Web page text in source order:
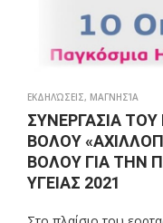
ΕΚΔΗΛΏΣΕΙΣ, ΜΑΓΝΗΣΊΑ
ΣΥΝΕΡΓΑΣΙΑ
ΒΟΛΟΥ
ΒΟΛΟΥ ΓΙΑ ΤΗΝ
ΥΓΕΙΑΣ 2021